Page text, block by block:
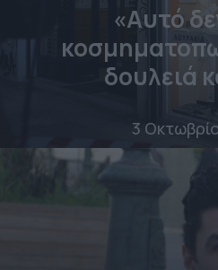
«Αυτό
δουλειά
3